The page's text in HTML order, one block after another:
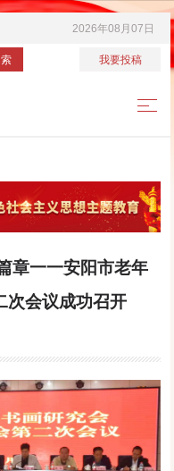
2026年08月07日
我要投稿
章一一安阳市老年
次会议成功召开